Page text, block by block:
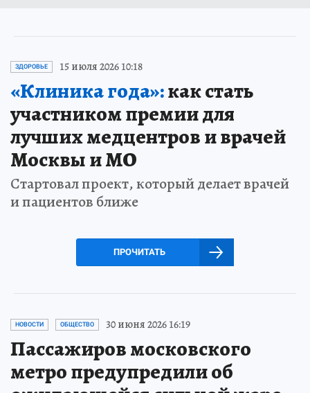
ЗДОРОВЬЕ 15 июля 2026 10:18
«Клиника года»:как стать
участником премии для
лучших медцентров и врачей
Москвы и МО
Стартовал проект, который делает врачей
и пациентов ближе
ПРОЧИТАТЬ
НОВОСТИ ОБЩЕСТВО 30 июня 2026 16:19
Пассажиров московского
метро предупредили об